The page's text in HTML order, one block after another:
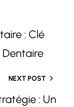
: Clé
Dentaire
NEXT POST
: Un